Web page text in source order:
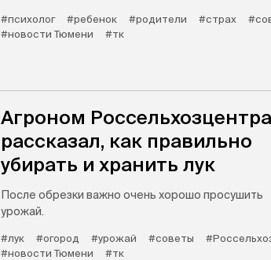
#психолог #ребенок #родители #страх
#новости Тюмени
#тк
Агроном Россельхозцентра
рассказал, как правильно
убирать и хранить лук
После обрезки важно очень хорошо просушить
урожай.
#лук #огород #урожай #советы
#новости Тюмени
#тк